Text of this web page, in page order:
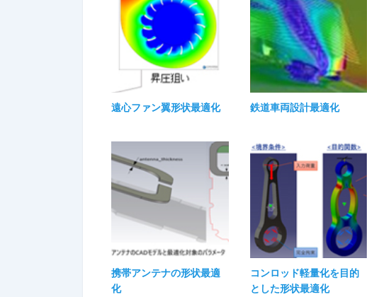
遠心ファン翼形状最適化 鉄道車両設計最適化
携帯アンテナの形状最適
化​
コンロッド軽量化を目的
とした形状最適化